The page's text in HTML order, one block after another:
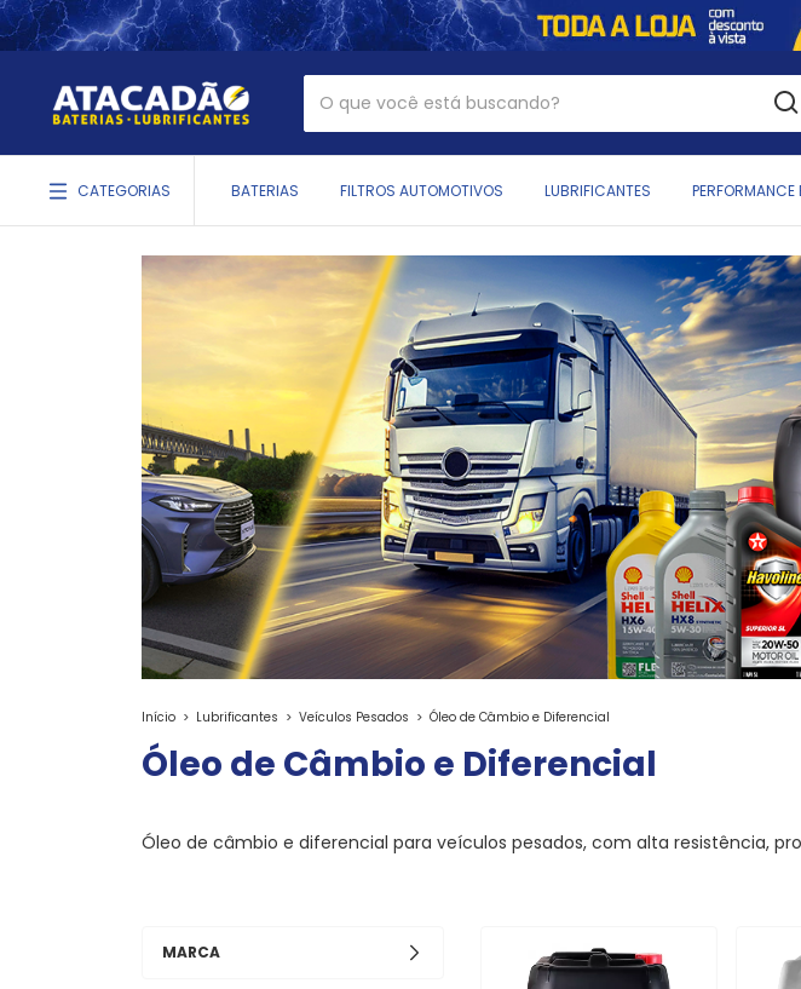
CATEGORIAS BATERIAS FILTROS AUTOMOTIVOS LUBRIFICANTES PERFORMANCE
Início > Lubrificantes > Veículos Pesados > Óleo de Câmbio e Diferencial
Óleo de Câmbio e Diferencial
Óleo de câmbio e diferencial para veículos pesados, com alta resistência,
MARCA